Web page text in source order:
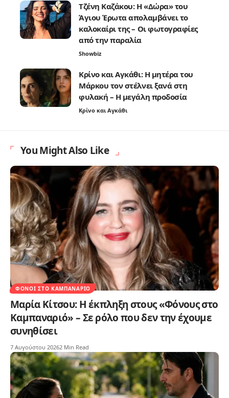
Τζένη Καζάκου: Η «Δώρα» του
Άγιου Έρωτα απολαμβάνει το
καλοκαίρι της – Οι φωτογραφίες
από την παραλία
Showbiz
Κρίνο και Αγκάθι: Η μητέρα του
Μάρκου τον στέλνει ξανά στη
φυλακή – Η μεγάλη προδοσία
Κρίνο και Αγκάθι
You Might Also Like
ΦΌΝΟΙ ΣΤΟ ΚΑΜΠΑΝΑΡΙΌ
Μαρία Κίτσου: Η έκπληξη στους «Φόνους στο
Καμπαναριό» – Σε ρόλο που δεν την έχουμε
συνηθίσει
7 Αυγούστου 20262 Min Read